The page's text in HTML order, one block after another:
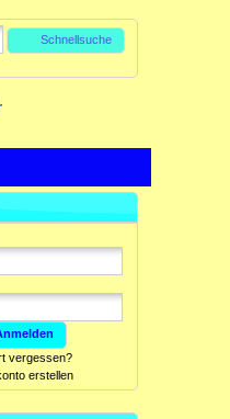
Schnellsuche
vergessen?
erstellen